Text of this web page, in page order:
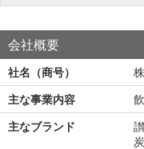
会社概要
社名（商号）
主な事業内容
主なブランド